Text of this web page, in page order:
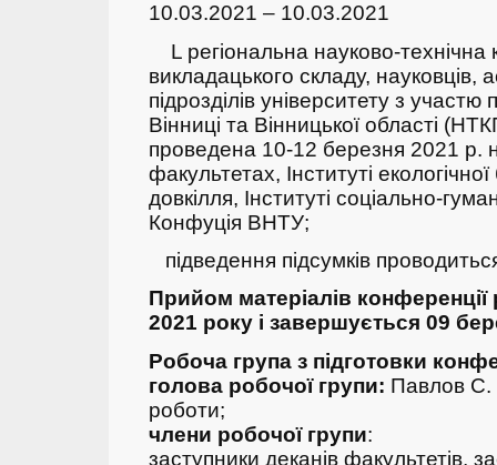
10.03.2021 – 10.03.2021
L регіональна науково-
викладацького складу, науковців,
підрозділів університету з участю
Вінниці та Вінницької області
проведена 10-12 березня 2021 р.
факультетах, Інституті
довкілля, Інституті соціально-
Конфуція ВНТУ;
підведення підсумків
Прийом матеріалів конференції
2021 року і завершується 09
Робоча група з підготовки
голова робочої групи: Павлов С.
роботи;
члени робочої групи:
заступники деканів факультетів,